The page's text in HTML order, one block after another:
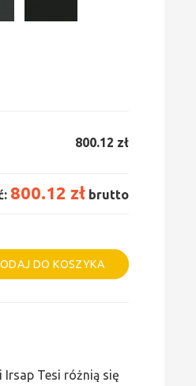
800.12 zł
800.12 zł brutto
DO KOSZYKA
Alternative:
Tesi różnią się